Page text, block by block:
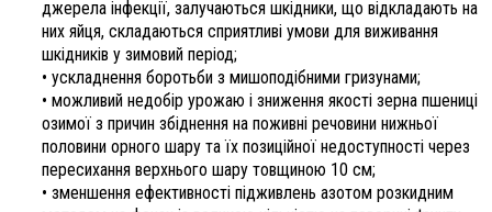
джерела інфекції, залучаються шкідники, що відкладають на
них яйця, складаються сприятливі умови для виживання
шкідників у зимовий період;
• ускладнення боротьби з мишоподібними гризунами;
• можливий недобір урожаю і зниження якості зерна пшениці
озимої з причин збіднення на поживні речовини нижньої
половини орного шару та їх позиційної недоступності через
пересихання верхнього шару товщиною 10 см;
• зменшення ефективності підживлень азотом розкидним